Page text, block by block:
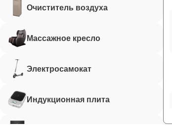
Очиститель воздуха
Массажное кресло
Электросамокат
Индукционная плита